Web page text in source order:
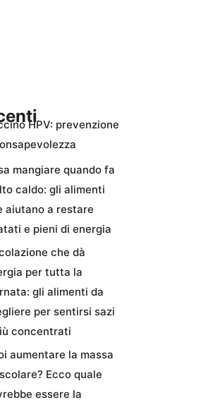
HPV: prevenzione
mangiare quando fa
caldo: gli alimenti
aiutano a restare
e pieni di energia
che dà
per tutta la
gli alimenti da
per sentirsi sazi
concentrati
aumentare la massa
Ecco quale
essere la